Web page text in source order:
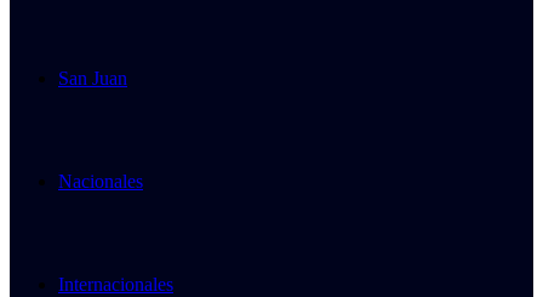
San Juan
Nacionales
Internacionales